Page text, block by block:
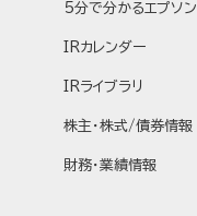
5分で分かるエプソン
IRカレンダー
IRライブラリ
株主・株式/債券情報
財務・業績情報